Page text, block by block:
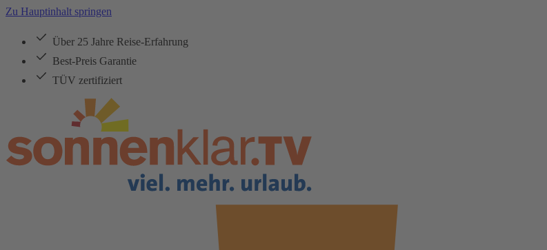
Zu Hauptinhalt springen
Über 25 Jahre Reise-Erfahrung
Best-Preis Garantie
TÜV zertifiziert